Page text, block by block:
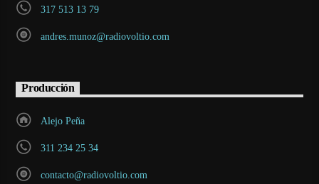
317 513 13 79
andres.munoz@radiovoltio.com
Producción
Alejo Peña
311 234 25 34
contacto@radiovoltio.com